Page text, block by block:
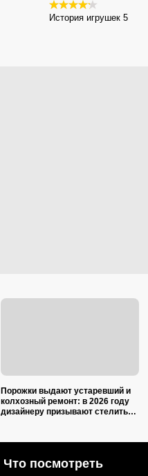
История игрушек 5
Порожки выдают устаревший и
колхозный ремонт: в 2026 году
дизайнеру призывают стелить
Что посмотреть